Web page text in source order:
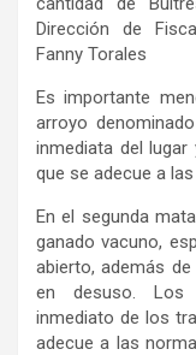
Dirección de
Fanny Torales
Es importante
arroyo
inmediata del
que se adecue a
En el segunda
ganado vacuno,
abierto, además
en desuso. Los
inmediato de los
adecue a las